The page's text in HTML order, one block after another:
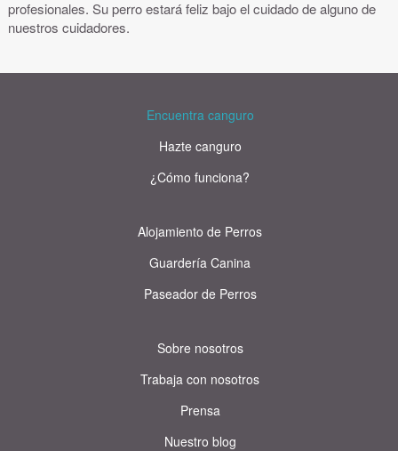
profesionales. Su perro estará feliz bajo el cuidado de alguno de
nuestros cuidadores.
Encuentra canguro
Hazte canguro
¿Cómo funciona?
Alojamiento de Perros
Guardería Canina
Paseador de Perros
Sobre nosotros
Trabaja con nosotros
Prensa
Nuestro blog